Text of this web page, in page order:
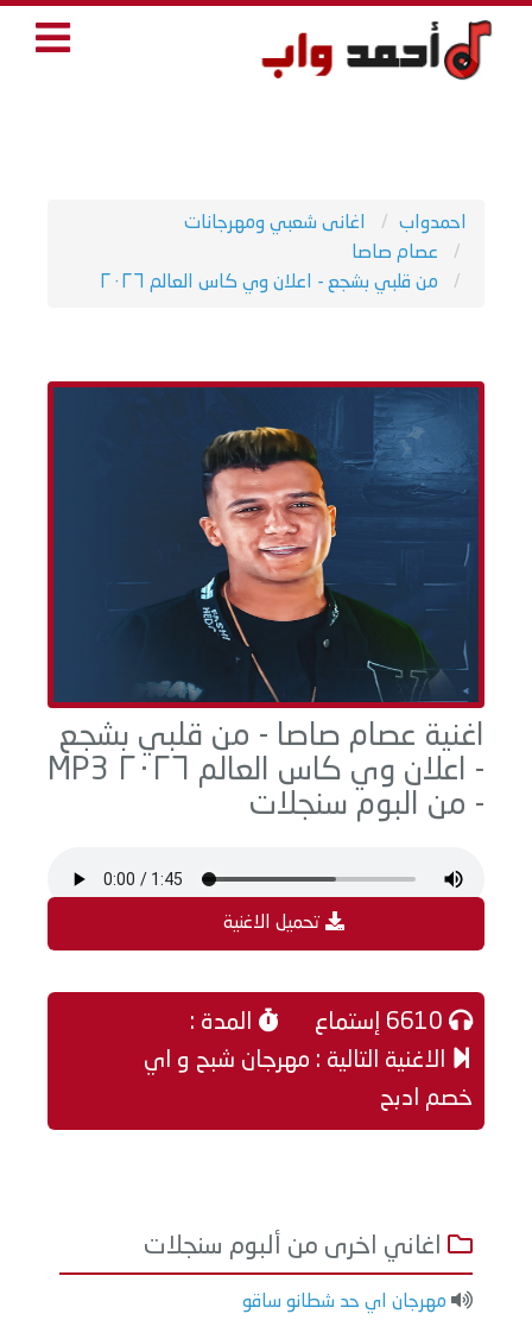
احمدواب
اغانى شعبي ومهرجانات
عصام صاصا
من قلبي بشجع - اعلان وي كاس العالم ٢٠٢٦
اغنية عصام صاصا - من قلبي بشجع
- اعلان وي كاس العالم ٢٠٢٦ MP3
- من البوم سنجلات
تحميل الاغنية
المدة :
الاغنية التالية : مهرجان شبح و اي
خصم ادبح
اغاني اخرى من ألبوم سنجلات
مهرجان اي حد شطانو ساقو